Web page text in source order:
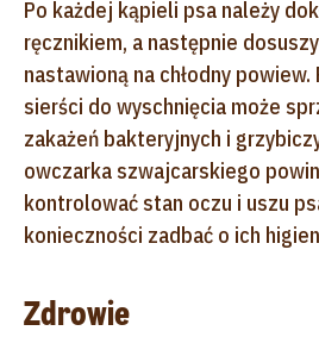
Po każdej kąpieli psa należy
ręcznikiem, a następnie
nastawioną na chłodny
sierści do wyschnięcia może
zakażeń bakteryjnych i
owczarka szwajcarskiego
kontrolować stan oczu i uszu
konieczności zadbać o ich
Zdrowie